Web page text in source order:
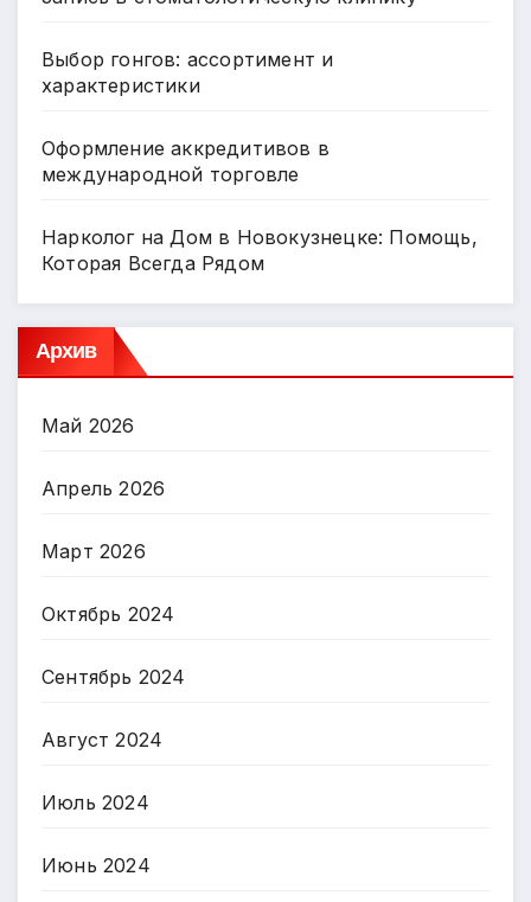
Выбор гонгов: ассортимент и
характеристики
Оформление аккредитивов в
международной торговле
Нарколог на Дом в Новокузнецке: Помощь,
Которая Всегда Рядом
Архив
Май 2026
Апрель 2026
Март 2026
Октябрь 2024
Сентябрь 2024
Август 2024
Июль 2024
Июнь 2024